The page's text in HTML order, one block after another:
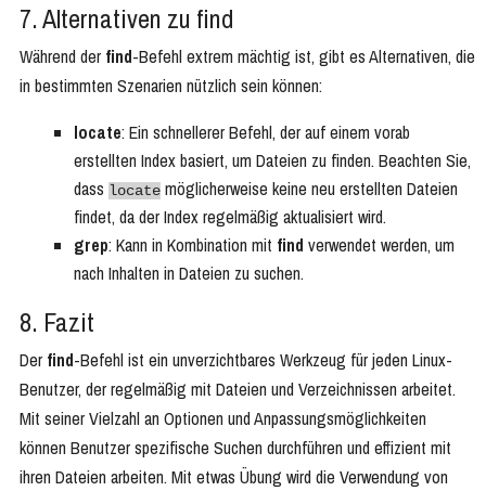
7. Alternativen zu find
Während der find-Befehl extrem mächtig ist, gibt es Alternativen, die
in bestimmten Szenarien nützlich sein können:
locate: Ein schnellerer Befehl, der auf einem vorab
erstellten Index basiert, um Dateien zu finden. Beachten Sie,
dass locate möglicherweise keine neu erstellten Dateien
findet, da der Index regelmäßig aktualisiert wird.
grep: Kann in Kombination mit find verwendet werden, um
nach Inhalten in Dateien zu suchen.
8. Fazit
Der find-Befehl ist ein unverzichtbares Werkzeug für jeden Linux-
Benutzer, der regelmäßig mit Dateien und Verzeichnissen arbeitet.
Mit seiner Vielzahl an Optionen und Anpassungsmöglichkeiten
können Benutzer spezifische Suchen durchführen und effizient mit
ihren Dateien arbeiten. Mit etwas Übung wird die Verwendung von